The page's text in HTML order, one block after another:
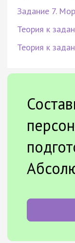
Задание 7.
Теория к
Теория к